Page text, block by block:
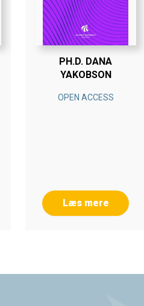
PH.D. DANA
YAKOBSON
OPEN ACCESS
Læs mere